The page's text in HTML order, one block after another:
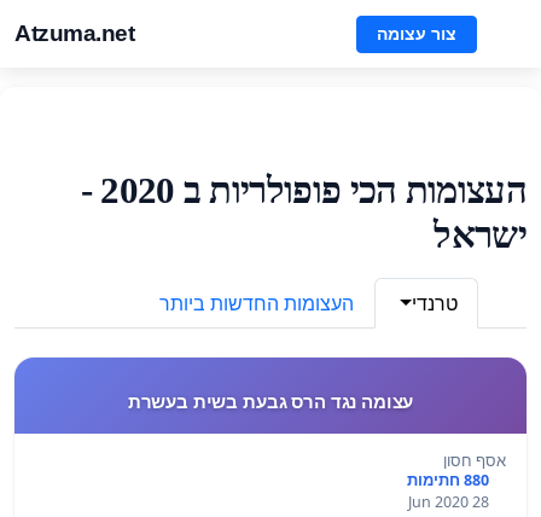
Atzuma.net צור עצומה
העצומות הכי פופולריות ב 2020 -
ישראל
טרנדי העצומות החדשות ביותר
עצומה נגד הרס גבעת בשית בעשרת
אסף חסון
880 חתימות
28 Jun 2020